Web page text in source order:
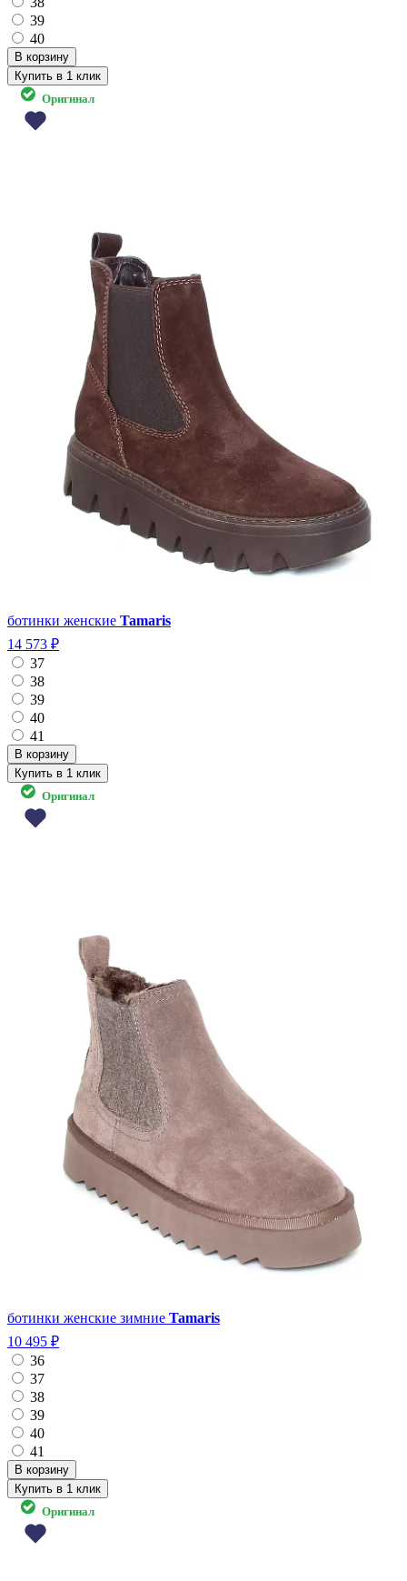
39
40
Купить в 1 клик
Оригинал
ботинки женские Tamaris
14 573 ₽
37
38
39
40
41
Купить в 1 клик
Оригинал
ботинки женские зимние Tamaris
10 495 ₽
36
37
38
39
40
41
Купить в 1 клик
Оригинал